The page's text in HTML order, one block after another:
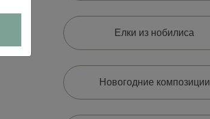
Елки из нобилиса
Новогодние композиции